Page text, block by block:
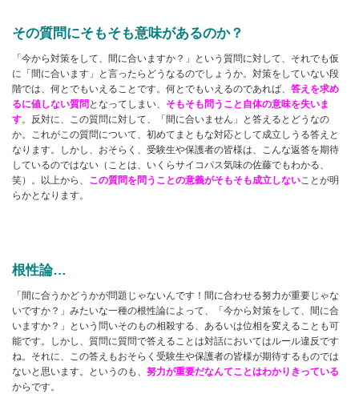
その質問にそもそも意味があるのか？
「今から対策をして、間に合いますか？」という質問に対して、それでも仮
に「間に合います」と言ったらどうなるのでしょうか。対策をしていない段
階では、何とでもいえることです。何とでもいえるのであれば、 答えを求め
るに値しない質問 となってしまい、 そもそも問うこと自体の意味を失いま
す。反対に、この質問に対して、「間に合いません」と答えるとどうなの
か。これがこの質問について、初めてまともな対応として成立しうる答えと
なります。しかし、おそらく、受験生や保護者の皆様は、こんな返答を期待
しているのではない（ことは、いくらサイコパス気味の佐藤でもわかる、
笑）。以上から、 この質問を問うことの意義がそもそも成立しないことが明
らかとなります。
根性論…
「間に合うかどうかが問題じゃないんです！間に合わせる努力が重要じゃな
いですか？」みたいな一種の根性論によって、「今から対策をして、間に合
いますか？」という問いそのもの相殺する、あるいは位相を変えることも可
能です。しかし、質問に質問で答えることは対話においてはルール違反です
ね。それに、この答えもおそらく受験生や保護者の皆様が期待するものでは
ないと思います。というのも、 努力が重要だなんてことはわかりきっている
からです。